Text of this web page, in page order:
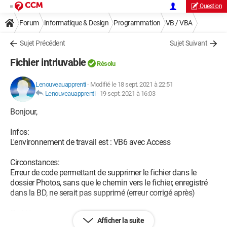
Question
Forum Informatique & Design Programmation VB / VBA
Sujet Précédent Sujet Suivant
Fichier intriuvable Résolu
Lenouveauapprenti- Modifié le 18 sept. 2021 à 22:51
Lenouveauapprenti- 19 sept. 2021 à 16:03
Bonjour,
Infos:
L'environnement de travail est : VB6 avec Access
Circonstances:
Erreur de code permettant de supprimer le fichier dans le
dossier Photos, sans que le chemin vers le fichier, enregistré
dans la BD, ne serait pas supprimé (erreur corrigé après)
Lors de l'exécution du code du formatage de la BD,
Afficher la suite